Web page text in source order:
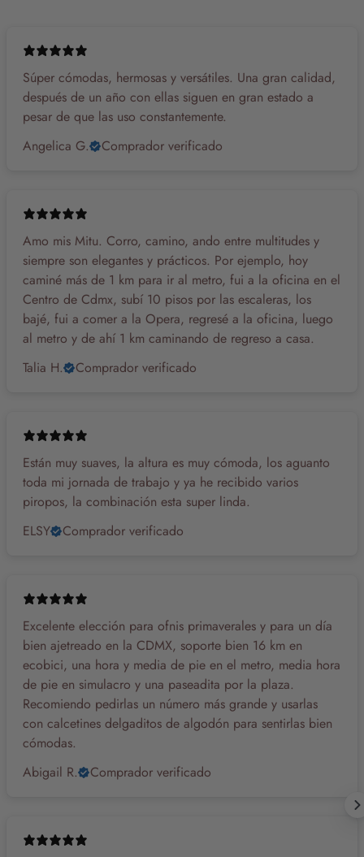
Súper cómodas, hermosas y versátiles. Una gran calidad,
después de un año con ellas siguen en gran estado a
pesar de que las uso constantemente.
Angelica G.
Comprador verificado
Amo mis Mitu. Corro, camino, ando entre multitudes y
siempre son elegantes y prácticos. Por ejemplo, hoy
caminé más de 1 km para ir al metro, fui a la oficina en el
Centro de Cdmx, subí 10 pisos por las escaleras, los
bajé, fui a comer a la Opera, regresé a la oficina, luego
al metro y de ahí 1 km caminando de regreso a casa.
Talia H.
Comprador verificado
Están muy suaves, la altura es muy cómoda, los aguanto
toda mi jornada de trabajo y ya he recibido varios
piropos, la combinación esta super linda.
ELSY
Comprador verificado
Excelente elección para ofnis primaverales y para un día
bien ajetreado en la CDMX, soporte bien 16 km en
ecobici, una hora y media de pie en el metro, media hora
de pie en simulacro y una paseadita por la plaza.
Recomiendo pedirlas un número más grande y usarlas
con calcetines delgaditos de algodón para sentirlas bien
cómodas.
Abigail R.
Comprador verificado